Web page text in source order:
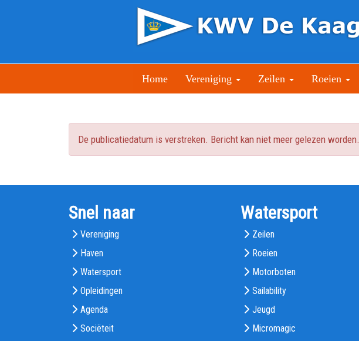
Home Vereniging Zeilen Roeien
De publicatiedatum is verstreken. Bericht kan niet meer gelezen worden.
Snel naar
Vereniging
Haven
Watersport
Opleidingen
Agenda
Sociëteit
Watersport
Zeilen
Roeien
Motorboten
Sailability
Jeugd
Micromagic